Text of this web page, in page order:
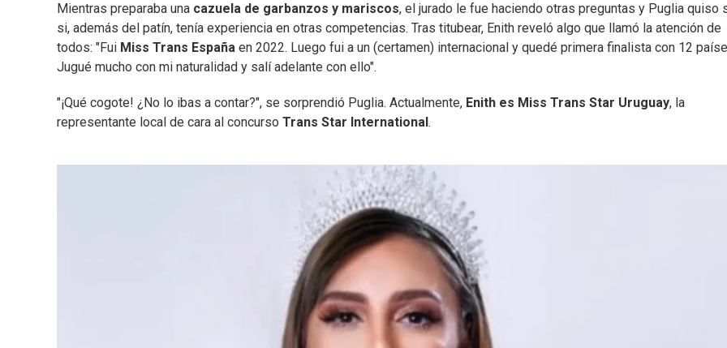
Mientras preparaba una cazuela de garbanzos y mariscos, el jurado le fue haciendo otras preguntas y Puglia quiso
si, además del patín, tenía experiencia en otras competencias. Tras titubear, Enith reveló algo que llamó la atención de
todos: "Fui Miss Trans España en 2022. Luego fui a un (certamen) internacional y quedé primera finalista con 12
Jugué mucho con mi naturalidad y salí adelante con ello".
"¡Qué cogote! ¿No lo ibas a contar?", se sorprendió Puglia. Actualmente, Enith es Miss Trans Star Uruguay, la
representante local de cara al concurso Trans Star International .